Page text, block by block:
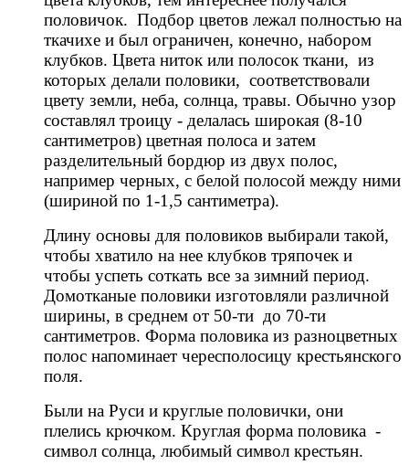
половичок. Подбор цветов лежал полностью на
ткачихе и был ограничен, конечно, набором
клубков. Цвета ниток или полосок ткани, из
которых делали половики, соответствовали
цвету земли, неба, солнца, травы. Обычно узор
составлял троицу - делалась широкая (8-10
сантиметров) цветная полоса и затем
разделительный бордюр из двух полос,
например черных, с белой полосой между ними
(шириной по 1-1,5 сантиметра).
Длину основы для половиков выбирали такой,
чтобы хватило на нее клубков тряпочек и
чтобы успеть соткать все за зимний период.
Домотканые половики изготовляли различной
ширины, в среднем от 50-ти до 70-ти
сантиметров. Форма половика из разноцветных
полос напоминает чересполосицу крестьянского
поля.
Были на Руси и круглые половички, они
плелись крючком. Круглая форма половика -
символ солнца, любимый символ крестьян.